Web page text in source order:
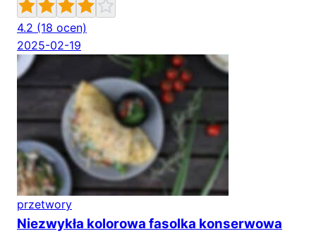
4.2 (18 ocen)
2025-02-19
przetwory
Niezwykła kolorowa fasolka konserwowa